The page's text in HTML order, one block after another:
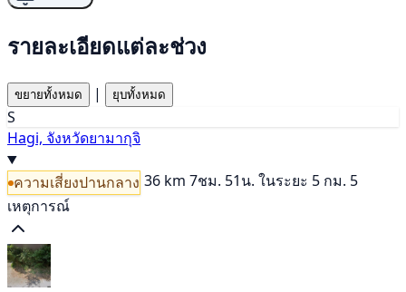
รายละเอียดแต่ละช่วง
ขยายทั้งหมด | ยุบทั้งหมด
S
Hagi, จังหวัดยามากุจิ
ความเสี่ยงปานกลาง 36 km 7ชม. 51น. ในระยะ 5 กม. 5
เหตุการณ์